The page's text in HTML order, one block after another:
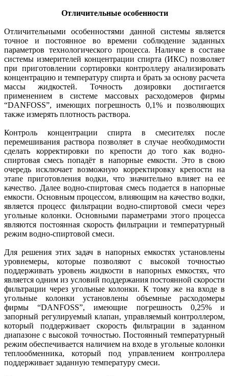
Отличительные особенности
Отличительными особенностями данной системы является
точное и постоянное во времени соблюдение заданных
параметров технологического процесса. Наличие в составе
системы измерителей концентрации спирта (ИКС) позволяет
при приготовлении сортировки контроллеру анализировать
концентрацию и температуру спирта и брать за основу расчета
массы жидкостей. Точность дозировки достигается
применением в системе массовых расходомеров фирмы
“DANFOSS”, имеющих погрешность 0,1% и позволяющих
также измерять плотность раствора.
Контроль концентрации спирта в смесителях после
перемешивания раствора позволяет в случае необходимости
сделать корректировки по крепости до того как водно-
спиртовая смесь попадёт в напорные емкости. Это в свою
очередь исключает возможную корректировку крепости на
этапе приготовления водки, что значительно влияет на ее
качество. Далее водно-спиртовая смесь подается в напорные
емкости. Основным процессом, влияющим на качество водки,
является процесс фильтрации водно-спиртовой смеси через
угольные колонки. Основными параметрами этого процесса
являются постоянная скорость фильтрации и температурный
режим водно-спиртовой смеси.
Для решения этих задач в напорных емкостях установлены
уровнемеры, которые позволяют с высокой точностью
поддерживать уровень жидкости в напорных емкостях, что
является одним из условий поддержания постоянной скорости
фильтрации через угольные колонки. К тому же на входе в
угольные колонки установлены объемные расходомеры
фирмы “DANFOSS”, имеющие погрешность 0,25% и
запорный регулируемый клапан, управляемый контроллером,
который поддерживает скорость фильтрации в заданном
диапазоне с высокой точностью. Постоянный температурный
режим обеспечивается наличием на входе в угольные колонки
теплообменника, который под управлением контроллера
поддерживает заданную температуру смеси.